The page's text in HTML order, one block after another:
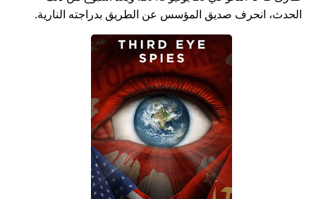
الحدث، انحرف صديق المؤسس عن الطريق بدراجته النارية.